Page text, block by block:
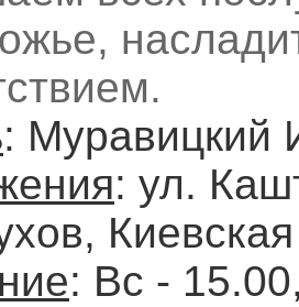
: Муравицкий
: ул.
: Вс -